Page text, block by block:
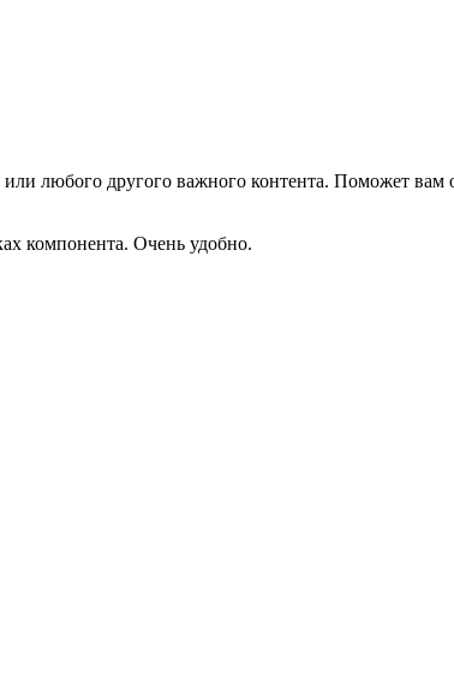
любого другого важного контента. Поможет вам
компонента. Очень удобно.